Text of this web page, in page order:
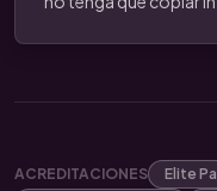
ACREDITACIONES Elite